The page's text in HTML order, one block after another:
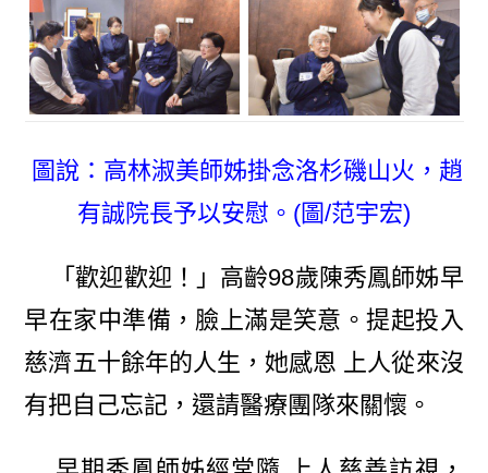
圖說：高林淑美師姊掛念洛杉磯山火，趙
有誠院長予以安慰。(圖/范宇宏)
「歡迎歡迎！」高齡98歲陳秀鳳師姊早
早在家中準備，臉上滿是笑意。提起投入
慈濟五十餘年的人生，她感恩 上人從來沒
有把自己忘記，還請醫療團隊來關懷。